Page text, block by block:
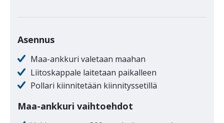
Asennus
Maa-ankkuri valetaan maahan
Liitoskappale laitetaan paikalleen
Pollari kiinnitetään kiinnityssetillä
Maa-ankkuri vaihtoehdot